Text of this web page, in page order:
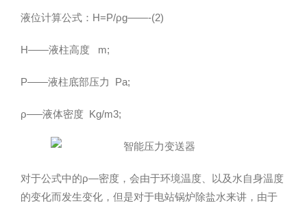
液位计算公式：H=P/ρg——-(2)
H——液柱高度 m;
P——液柱底部压力 Pa;
ρ—–液体密度 Kg/m3;
对于公式中的ρ—密度，会由于环境温度、以及水自身温度
的变化而发生变化，但是对于电站锅炉除盐水来讲，由于